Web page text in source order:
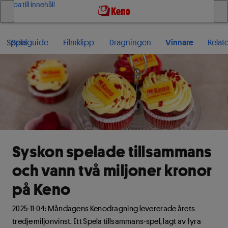
Hoppa till innehåll
Spela
Spelguide Filmklipp Dragningen Vinnare
Syskon spelade tillsammans
och vann två miljoner kronor
på Keno
2025-11-04: Måndagens Kenodragning levererade årets
tredje miljonvinst. Ett Spela tillsammans-spel, lagt av fyra